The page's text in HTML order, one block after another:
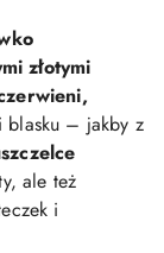
złotymi
blasku – jakby z
ale też
i